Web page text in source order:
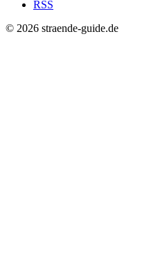
RSS
© 2026 straende-guide.de